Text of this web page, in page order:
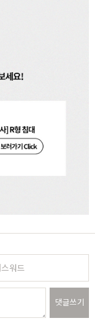
댓글쓰기